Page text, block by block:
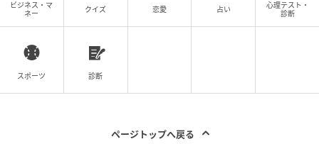
ブランドコンセプト ～毎日食べる事が出来るようによ
りました。～
ビジネス・マ
ネー
クイズ 恋愛 占い
心理テスト・
診断
スポーツ 診断
ページトップへ戻る